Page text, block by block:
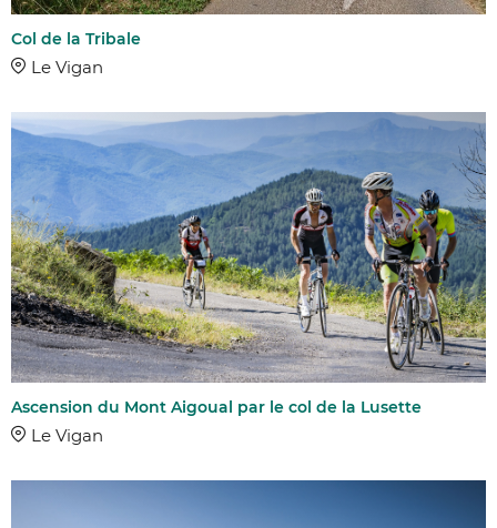
Col de la Tribale
Le Vigan
Ascension du Mont Aigoual par le col de la Lusette
Le Vigan